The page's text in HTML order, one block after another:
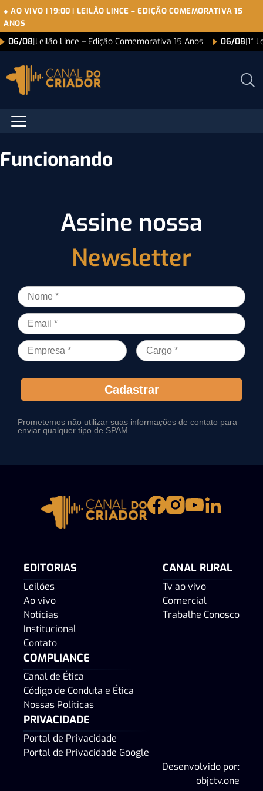
● AO VIVO | 19:00 | LEILÃO LINCE – EDIÇÃO COMEMORATIVA 15
ANOS
06/08|Leilão Lince – Edição Comemorativa 15 Anos 06/08|1°
Funcionando
Assine nossa
Newsletter
Cadastrar
Prometemos não utilizar suas informações de contato para
enviar qualquer tipo de SPAM.
EDITORIAS
Leilões
Ao vivo
Notícias
Institucional
Contato
CANAL RURAL
Tv ao vivo
Comercial
Trabalhe Conosco
COMPLIANCE
Canal de Ética
Código de Conduta e Ética
Nossas Políticas
PRIVACIDADE
Portal de Privacidade
Portal de Privacidade Google
Desenvolvido por:
objctv.one